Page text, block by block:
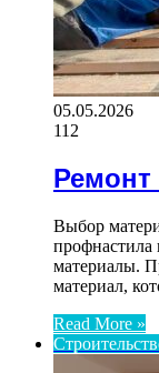
05.05.2026
112
Выбор
профнастила
материалы.
материал,
Read More »